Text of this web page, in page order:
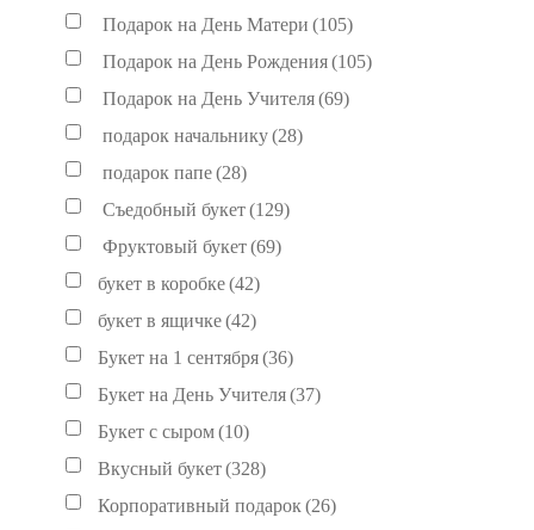
Подарок на День Матери (105)
Подарок на День Рождения(105)
Подарок на День Учителя(69)
подарок начальнику(28)
подарок папе(28)
Съедобный букет(129)
Фруктовый букет(69)
букет в коробке(42)
букет в ящичке(42)
Букет на 1 сентября(36)
Букет на День Учителя(37)
Букет с сыром(10)
Вкусный букет(328)
Корпоративный подарок (26)